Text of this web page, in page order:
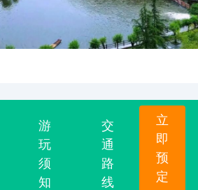
游
玩
须
知
交
通
路
线
立
即
预
定